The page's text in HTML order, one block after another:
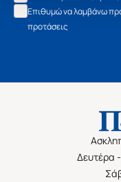
Επιθυμώ να λαμβάνω
προτάσεις
Δευτέρα